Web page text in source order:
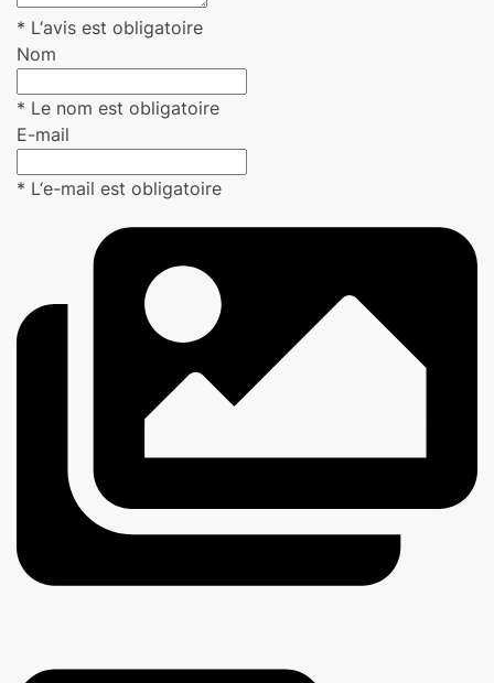
* L‘avis est obligatoire
Nom
* Le nom est obligatoire
E-mail
* L‘e-mail est obligatoire